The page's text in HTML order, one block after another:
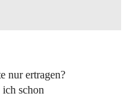
nur ertragen?
schon